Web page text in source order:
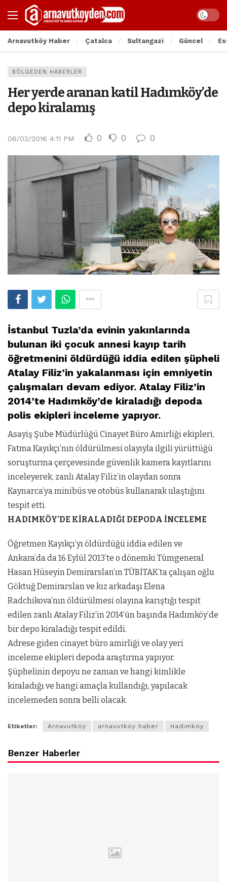
Arnavutköy Haber Çatalca Sultangazi Güncel
BÖLGEDEN HABERLER
Her yerde aranan katil Hadımköy’de
depo kiralamış
06/02/2016 4:11 PM 0 0 0
İstanbul Tuzla’da evinin yakınlarında
bulunan iki çocuk annesi kayıp tarih
öğretmenini öldürdüğü iddia edilen şüpheli
Atalay Filiz’in yakalanması için emniyetin
çalışmaları devam ediyor. Atalay Filiz’in
2014’te Hadımköy’de kiraladığı depoda
polis ekipleri inceleme yapıyor.
Asayiş Şube Müdürlüğü Cinayet Büro Amirliği ekipleri,
Fatma Kayıkçı’nın öldürülmesi olayıyla ilgili yürüttüğü
soruşturma çerçevesinde güvenlik kamera kayıtlarını
inceleyerek, zanlı Atalay Filiz’in olaydan sonra
Kaynarca’ya minibüs ve otobüs kullanarak ulaştığını
tespit etti.
HADIMKÖY’DE KİRALADIĞI DEPODA İNCELEME
Öğretmen Kayıkçı’yı öldürdüğü iddia edilen ve
Ankara’da da 16 Eylül 2013’te o dönemki Tümgeneral
Hasan Hüseyin Demirarslan’ın TÜBİTAK’ta çalışan oğlu
Göktuğ Demirarslan ve kız arkadaşı Elena
Radchikova’nın öldürülmesi olayına karıştığı tespit
edilen zanlı Atalay Filiz’in 2014’ün başında Hadımköy’de
bir depo kiraladığı tespit edildi.
Adrese giden cinayet büro amirliği ve olay yeri
inceleme ekipleri depoda araştırma yapıyor.
Şüphelinin depoyu ne zaman ve hangi kimlikle
kiraladığı ve hangi amaçla kullandığı, yapılacak
incelemeden sonra belli olacak.
Etiketler: Arnavutköy arnavutköy haber Hadımköy
Benzer Haberler